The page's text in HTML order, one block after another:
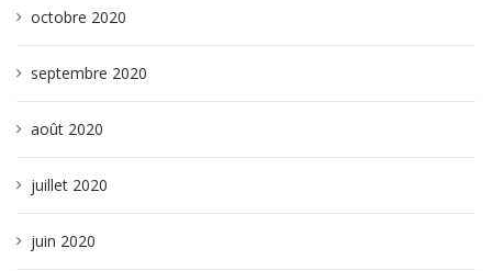
octobre 2020
septembre 2020
août 2020
juillet 2020
juin 2020